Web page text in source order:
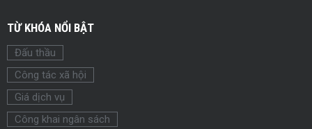
TỪ KHÓA NỔI BẬT
Đấu thầu
Công tác xã hội
Giá dịch vụ
Công khai ngân sách